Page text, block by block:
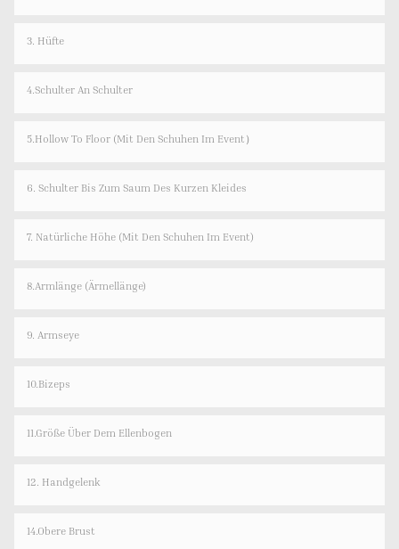
3. Hüfte
4.Schulter An Schulter
5.Hollow To Floor (Mit Den Schuhen Im Event）
6. Schulter Bis Zum Saum Des Kurzen Kleides
7. Natürliche Höhe (mit Den Schuhen Im Event)
8.Armlänge (Ärmellänge)
9. Armseye
10.Bizeps
11.Größe Über Dem Ellenbogen
12. Handgelenk
14.Obere Brust